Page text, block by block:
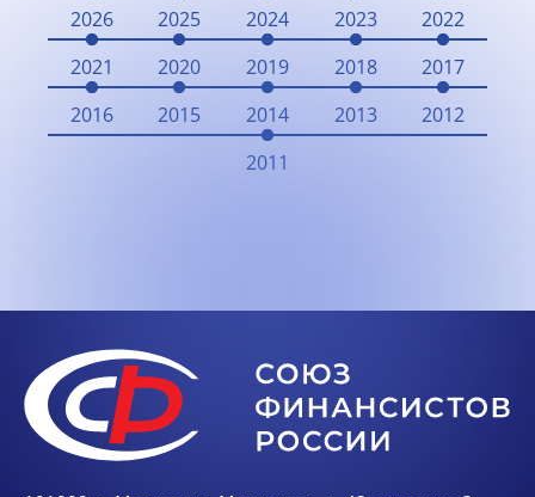
2026 2025 2024 2023
2022
2021
2020 2019 2018
2017
2016
2015 2014 2013
2012
2011